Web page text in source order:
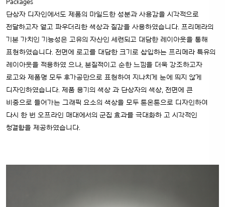
Packages
단상자 디자인에서도 제품의 마일드한 성분과 사용감을 시각적으로
전달하고자 옅고 파우더리한 색상과 질감을 사용하였습니다. 프리메라의
기본 가치인 기능성은 고유의 자산인 세련되고 대담한 레이아웃을 통해
표현하였습니다. 전면에 로고를 대담한 크기로 삽입하는 프리메라 특유의
레이아웃을 적용하였 으나, 본질적이고 순한 느낌을 더욱 강조하고자
로고와 제품명 모두 후가공만으로 표현하여 지나치게 눈에 띄지 않게
디자인하였습니다. 제품 용기의 색상 과 단상자의 색상, 전면에 큰
비중으로 들어가는 그래픽 요소의 색상을 모두 톤온톤으로 디자인하여
다시 한 번 오프라인 매대에서의 군집 효과를 극대화하 고 시각적인
청결함을 제공하였습니다.